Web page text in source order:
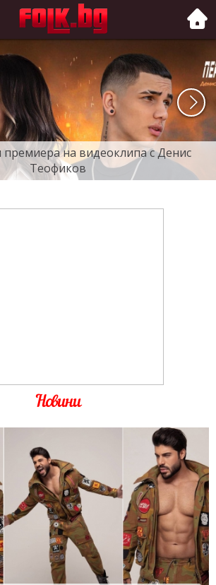
премиера на видеоклипа с Денис
Теофиков
Новини